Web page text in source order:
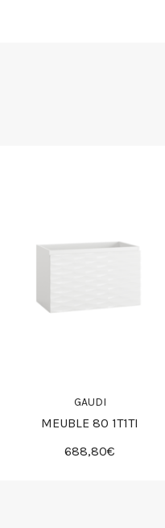
GAUDI
MEUBLE 80 1T1TI
688,80€